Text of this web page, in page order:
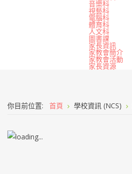
音樂科
視藝科
電腦科
體育科
人文科
圖書課
家長資訊
家教會簡介
家教會活動
家長資源
你目前位置: 首頁 學校資訊 (NCS)